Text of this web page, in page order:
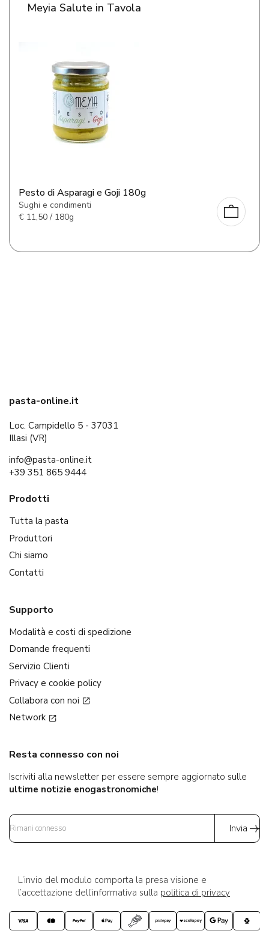
Meyia Salute in Tavola
Pesto di Asparagi e Goji 180g
Sughi e condimenti
€ 11,50 / 180g
pasta-online.it
Loc. Campidello 5 - 37031
Illasi (VR)
info@pasta-online.it
+39 351 865 9444
Prodotti
Tutta la pasta
Produttori
Chi siamo
Contatti
Supporto
Modalità e costi di spedizione
Domande frequenti
Servizio Clienti
Privacy e cookie policy
Collabora con noi
Network
Resta connesso con noi
Iscriviti alla newsletter per essere sempre aggiornato sulle
ultime notizie enogastronomiche!
Invia
L’invio del modulo comporta la presa visione e
l’accettazione dell’informativa sulla politica di privacy